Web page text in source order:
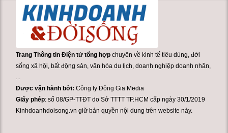
Trang Thông tin Điện tử tổng hợp chuyên về kinh tế tiêu dùng, đời
sống xã hội, bất động sản, văn hóa du lịch, doanh nghiệp doanh nhân,
Được vận hành bởi:Công ty Đông Gia Media
Giấy phép: số 08/GP-TTĐT do Sở TTTT TP.HCM cấp ngày 30/1/2019
Kinhdoanhdoisong.vn giữ bản quyền nội dung trên website này.